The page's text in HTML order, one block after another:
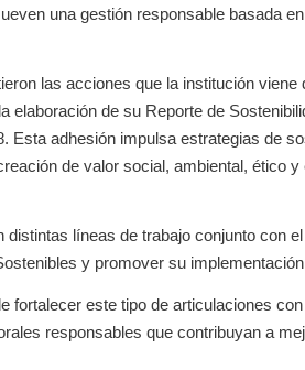
una gestión responsable basada
las acciones que la institución viene
elaboración de su Reporte de
Esta adhesión impulsa estrategias de
de valor social, ambiental, ético
líneas de trabajo conjunto con
y promover su
fortalecer este tipo de articulaciones
responsables que contribuyan a